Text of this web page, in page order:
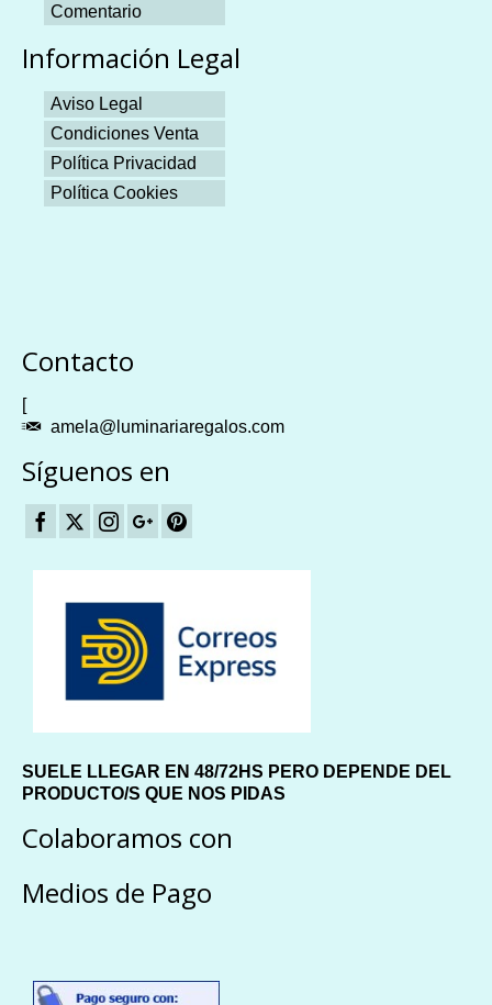
Comentario
Información Legal
Aviso Legal
Condiciones Venta
Política Privacidad
Política Cookies
Contacto
[
amela@luminariaregalos.com
Síguenos en
SUELE LLEGAR EN 48/72HS PERO DEPENDE DEL
PRODUCTO/S QUE NOS PIDAS
Colaboramos con
Medios de Pago